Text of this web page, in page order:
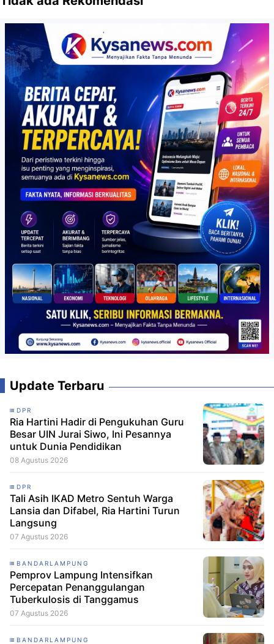
Update Terbaru
DPR
Ria Hartini Hadir di Pengukuhan Guru
Besar UIN Jurai Siwo, Ini Pesannya
untuk Dunia Pendidikan
08 Agustus 2026
DPR
Tali Asih IKAD Metro Sentuh Warga
Lansia dan Difabel, Ria Hartini Turun
Langsung
07 Agustus 2026
BANDARLAMPUNG
Pemprov Lampung Intensifkan
Percepatan Penanggulangan
Tuberkulosis di Tanggamus
07 Agustus 2026
BANDARLAMPUNG